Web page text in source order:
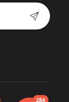
284